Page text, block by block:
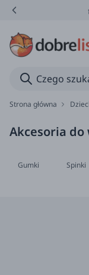
Strona główna
Akcesoria do
Gumki Spinki